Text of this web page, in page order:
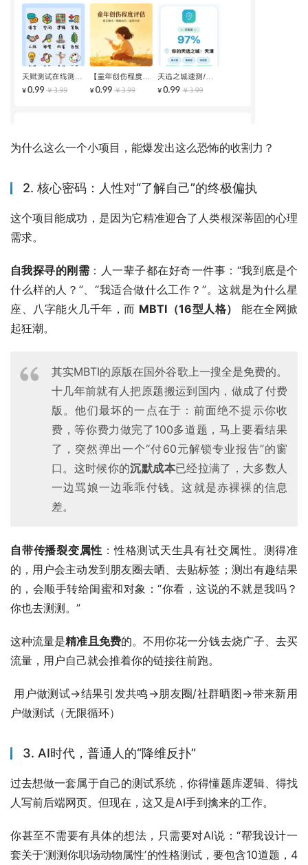
为什么这么一个小项目，能爆发出这么恐怖的收割力？
2. 核心密码：人性对“了解自己”的终极偏执
这个项目能成功，是因为它精准迎合了人类根深蒂固的心理
需求。
自我探寻的刚需 ：人一辈子都在好奇一件事：“我到底是个
什么样的人？”、“我适合做什么工作？”。这就是为什么星
座、八字能火几千年，而 MBTI（16型人格）
能在全网掀
起狂潮。
其实MBTI的原版在国外谷歌上一搜全是免费的。
十几年前就有人把原题搬运到国内，做成了付费
版。他们最坏的一点在于：前面绝不提示你收
费，等你费力做完了100多道题，马上要看结果
了，突然弹出一个“付60元解锁专业报告”的窗
口。这时候你的沉默成本已经拉满了，大多数人
一边骂娘一边乖乖付钱。这就是赤裸裸的信息
差。
自带传播裂变属性 ：性格测试天生具有社交属性。测得准
的，用户会主动发到朋友圈去晒、去贴标签；测出有趣结果
的，会顺手转给闺蜜和对象：“你看，这说的不就是我吗？
你也去测测。”
这种流量是精准且免费的。不用你花一分钱去烧广子、去买
流量，用户自己就会推着你的链接往前跑。
户做测试（无限循环）
3. AI时代，普通人的“降维反扑”
过去想做一套属于自己的测试系统，你得懂题库逻辑、得找
人写前后端网页。但现在，这又是AI手到擒来的工作。
你甚至不需要有具体的想法，只需要对AI说：“帮我设计一
套关于‘测测你职场动物属性’的性格测试，要包含10道题，4